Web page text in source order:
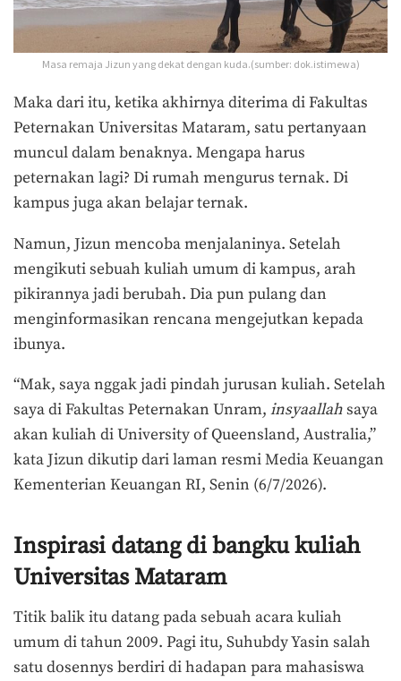
Masa remaja Jizun yang dekat dengan kuda.(sumber: dok.istimewa)
Maka dari itu, ketika akhirnya diterima di Fakultas
Peternakan Universitas Mataram, satu pertanyaan
muncul dalam benaknya. Mengapa harus
peternakan lagi? Di rumah mengurus ternak. Di
kampus juga akan belajar ternak.
Namun, Jizun mencoba menjalaninya. Setelah
mengikuti sebuah kuliah umum di kampus, arah
pikirannya jadi berubah. Dia pun pulang dan
menginformasikan rencana mengejutkan kepada
ibunya.
“Mak, saya nggak jadi pindah jurusan kuliah. Setelah
saya di Fakultas Peternakan Unram, insyaallahsaya
akan kuliah di University of Queensland, Australia,”
kata Jizun dikutip dari laman resmi Media Keuangan
Kementerian Keuangan RI, Senin (6/7/2026).
Inspirasi datang di bangku kuliah
Universitas Mataram
Titik balik itu datang pada sebuah acara kuliah
umum di tahun 2009. Pagi itu, Suhubdy Yasin salah
satu dosennys berdiri di hadapan para mahasiswa